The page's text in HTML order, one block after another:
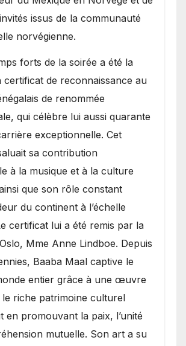
issus de la communauté
norvégienne.
forts de la soirée a été la
certificat de reconnaissance au
de renommée
qui célèbre lui aussi quarante
exceptionnelle. Cet
sa contribution
à la musique et à la culture
que son rôle constant
du continent à l’échelle
certificat lui a été remis par la
Mme Anne Lindboe. Depuis
Baaba Maal captive le
entier grâce à une œuvre
riche patrimoine culturel
en promouvant la paix, l’unité
mutuelle. Son art a su